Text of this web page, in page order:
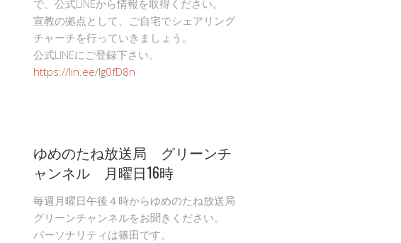
で、公式LINEから情報を取得ください。
宣教の拠点として、ご自宅でシェアリング
チャーチを行っていきましょう。
公式LINEにご登録下さい。
https://lin.ee/Ig0fD8n
ゆめのたね放送局 グリーンチ
ャンネル 月曜日16時
毎週月曜日午後４時からゆめのたね放送局
グリーンチャンネルをお聞きください。
パーソナリティは篠田です。